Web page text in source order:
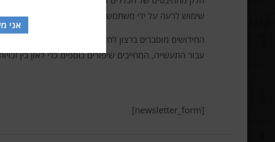
אני
שימוש לרעה על ידי משתמשים, מה שהופך את ההוראות
החידושים מוסברים ברצון לחזק את השליטה במגזר, המכיל
עבור התעשייה, המחייבים שיפורים נוספים כדי לאזן בין
[newsletter_form]